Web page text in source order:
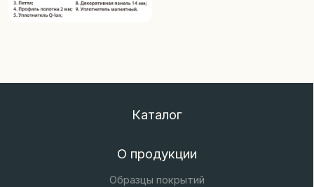
Видео обзоры дверей
proekt.76@mail.ru
Контакты